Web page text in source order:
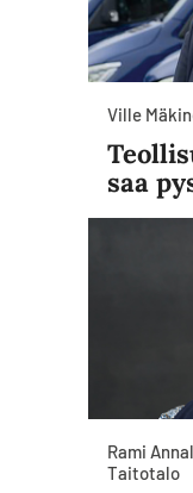
Ville
saa
Rami
Taitotalo